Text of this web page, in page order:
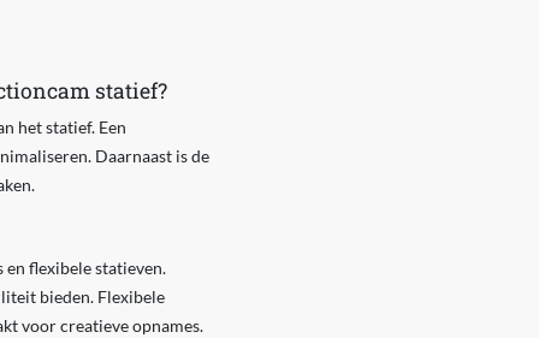
statief?
het statief. Een
Daarnaast is de
flexibele statieven.
bieden. Flexibele
voor creatieve opnames.